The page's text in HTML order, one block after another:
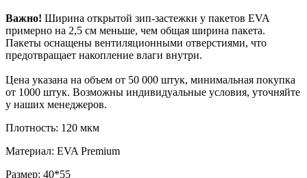
Важно! Ширина открытой зип-застежки у пакетов EVA
примерно на 2,5 см меньше, чем общая ширина пакета.
Пакеты оснащены вентиляционными отверстиями, что
предотвращает накопление влаги внутри.
Цена указана на объем от 50 000 штук, минимальная покупка
от 1000 штук. Возможны индивидуальные условия, уточняйте
у наших менеджеров.
Плотность: 120 мкм
Материал: EVA Premium
Размер: 40*55